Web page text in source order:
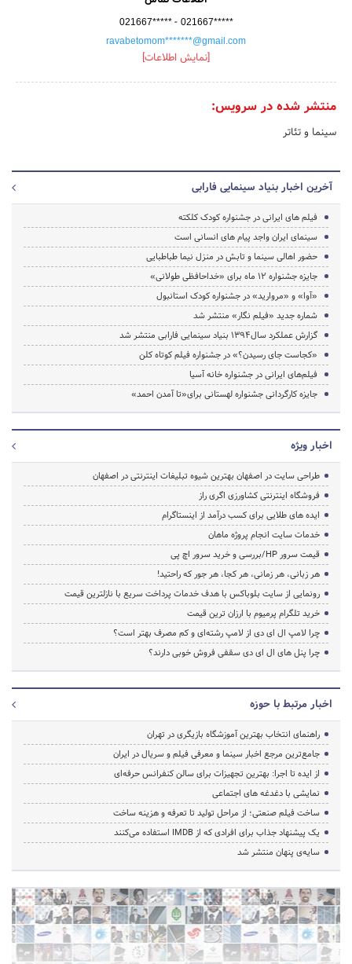
021667***** - 021667*****
ravabetomom*******@gmail.com
[نمایش اطلاعات]
منتشر شده در سرویس:
سینما و تئاتر
آخرین اخبار بنیاد سینمایی فارابی
فیلم های ایرانی در جشنواره کودک کلکته
سینمای ایران واجد پیام های انسانی است
حضور اهالی سینما و تابش در منزل نیما طباطبایی
جایزه جشنواره 12 ماه برای «خداحافظی طولانی»
«آوا» و «مروارید» در جشنواره کودک استانبول
شماره جدید «فیلم نگار» منتشر شد
گزارش عملکرد سال1394 بنیاد سینمایی فارابی منتشر شد
«کجاست جای رسیدن؟» در جشنواره فیلم کوتاه کلن
فیلم‌های ایرانی در جشنواره خانه آسیا
جایزه کارگردانی جشنواره لهستانی برای«تا آمدن احمد»
اخبار ویژه
طراحی سایت در اصفهان بهترین شیوه تبلیغات اینترنتی در اصفهان
فروشگاه اینترنتی کشاورزی اگری راز
ایده های طلایی برای کسب درآمد از اینستاگرام
خدمات سایت انجام پروژه ماهان
قیمت سرور HP/بررسی و خرید سرور اچ پی
هر زبانی، هر زمانی، هر کجا، هر جور که راحتید!
رونمایی از سایت بلوباکس با هدف خدمات پرداخت سریع با نازلترین قیمت
خرید تلگرام پرمیوم با ارزان ترین قیمت
چرا لامپ ال ای دی از لامپ رشته‌ای و کم مصرف بهتر است؟
چرا پنل های ال ای دی سقفی فروش خوبی دارند؟
اخبار مرتبط با حوزه
راهنمای انتخاب بهترین آموزشگاه بازیگری در تهران
جامع‌ترین مرجع اخبار سینما و معرفی فیلم و سریال در ایران
از ایده تا اجرا: بهترین تجهیزات برای سالن کنفرانس حرفه‌ای
نمایشی با دغدغه های اجتماعی
ساخت فیلم صنعتی؛ از مراحل تولید تا تعرفه و هزینه ساخت
یک پیشنهاد جذاب برای افرادی که از IMDB استفاده می‌کنند
سایه‌ی پنهان منتشر شد